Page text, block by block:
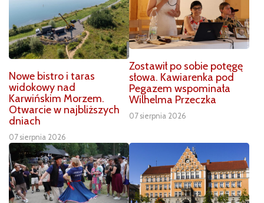
Nowe bistro i taras
widokowy nad
Karwińskim Morzem.
Otwarcie w najbliższych
dniach
07 sierpnia 2026
Zostawił po sobie potęgę
słowa. Kawiarenka pod
Pegazem wspominała
Wilhelma Przeczka
07 sierpnia 2026